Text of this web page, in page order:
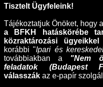
Tisztelt Ügyfeleink!
Tájékoztatjuk Önöket, hogy
a BFKH hatáskörébe
közraktározási
korábbi "Ipari és
továbbiakban a "Nem
feladatok (Budapest
válasszák az e-papír